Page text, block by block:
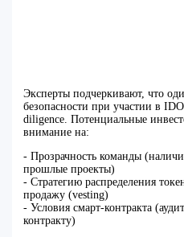
Эксперты подчеркивают, что
безопасности при участии в
diligence. Потенциальные
внимание на:
- Прозрачность команды
прошлые проекты)
- Стратегию распределения
продажу (vesting)
- Условия смарт-контракта
контракту)